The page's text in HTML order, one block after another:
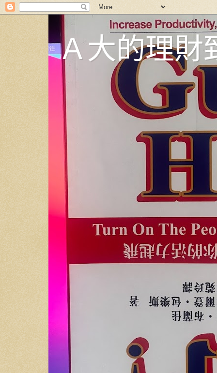
Ａ大的理財